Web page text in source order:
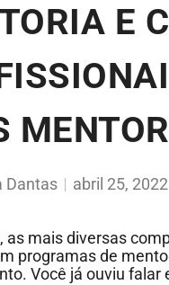
E
Dantas abril 25, 2022
as mais diversas
programas de
Você já ouviu falar